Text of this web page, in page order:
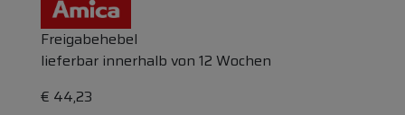
Freigabehebel
lieferbar innerhalb von 12 Wochen
€ 44,23